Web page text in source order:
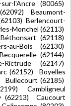
l'Ancre (80065)
Beaumont-
Berlencourt-
Monchel (62113)
(62118)
au-Bois (62130)
(62144)
(62147)
(62152) Boyelles
Bullecourt (62185)
Cambligneul
(62213) Caucourt